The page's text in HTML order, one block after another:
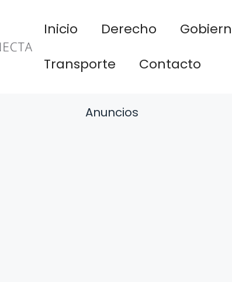
Inicio Derecho
Transporte
Contacto
Anuncios